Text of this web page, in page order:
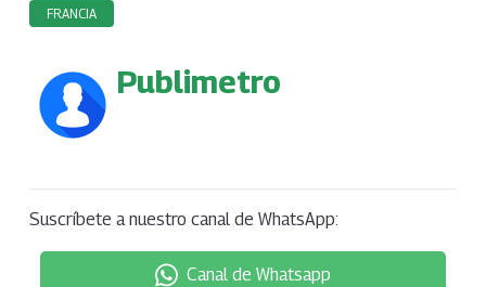
FRANCIA
Publimetro
Suscríbete a nuestro canal de WhatsApp:
Canal de Whatsapp